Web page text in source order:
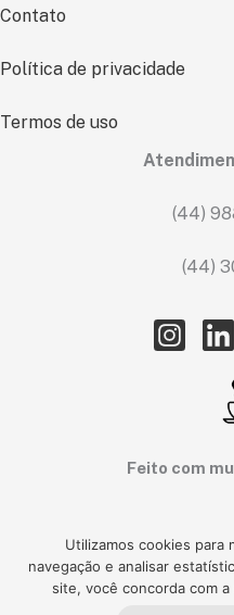
Contato
Política de privacidade
Termos de uso
(44)
(44)
Feito com
Central de Ajuda – Log
Utilizamos cookies para
navegação e analisar
site, você concorda com